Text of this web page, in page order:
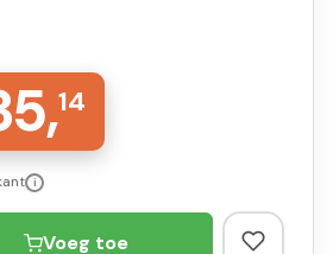
14
i
Voeg toe